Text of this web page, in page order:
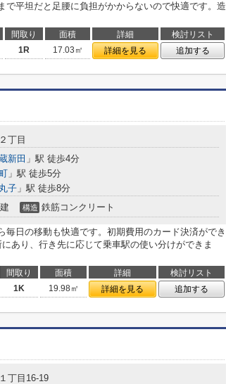
で平坦だと足腰に負担がかからないので快適です。造
間取り 面積 詳細
検討リスト
1R 17.03㎡ 詳細を見る 追加する
２丁目
新田 」駅 徒歩4分
」駅 徒歩5分
子 」駅 徒歩8分
構造 鉄筋コンクリート
毎日の移動も快適です。初期費用のカード決済ができ
あり、行き先に応じて乗車駅の使い分けができま
間取り 面積 詳細
検討リスト
1K 19.98㎡ 詳細を見る 追加する
１丁目16-19